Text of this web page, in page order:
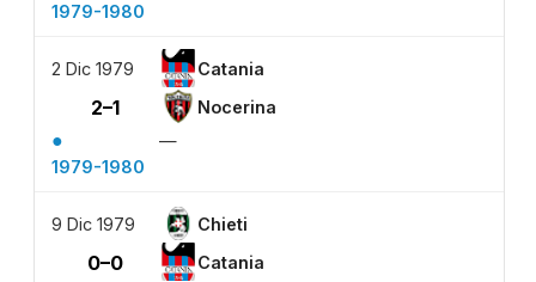
1979-1980
2 Dic 1979 Catania
2–1 Nocerina
●
—
1979-1980
9 Dic 1979 Chieti
0–0 Catania